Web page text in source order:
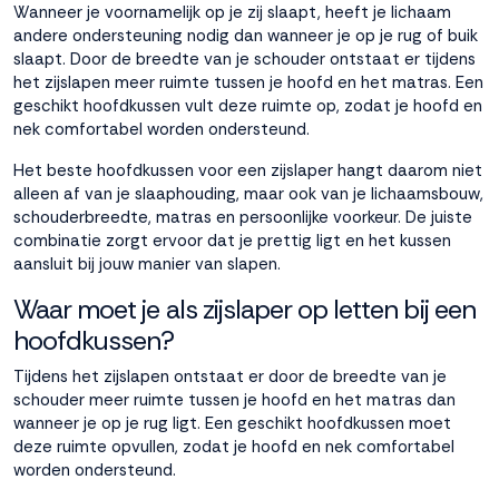
onze marketing
cookies. Kies je voor
Weigeren? Dan
plaatsen we alleen
functionele en
analytische cookies.
Accepteren
Wanneer je voornamelijk op je zij slaapt, heeft je lichaam
andere ondersteuning nodig dan wanneer je op je rug of buik
slaapt. Door de breedte van je schouder ontstaat er tijdens
het zijslapen meer ruimte tussen je hoofd en het matras. Een
geschikt hoofdkussen vult deze ruimte op, zodat je hoofd en
nek comfortabel worden ondersteund.
Het beste hoofdkussen voor een zijslaper hangt daarom niet
alleen af van je slaaphouding, maar ook van je lichaamsbouw,
schouderbreedte, matras en persoonlijke voorkeur. De juiste
combinatie zorgt ervoor dat je prettig ligt en het kussen
aansluit bij jouw manier van slapen.
Waar moet je als zijslaper op letten bij een
hoofdkussen?
Tijdens het zijslapen ontstaat er door de breedte van je
schouder meer ruimte tussen je hoofd en het matras dan
wanneer je op je rug ligt. Een geschikt hoofdkussen moet
deze ruimte opvullen, zodat je hoofd en nek comfortabel
worden ondersteund.